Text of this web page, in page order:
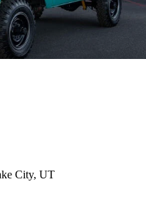
City, UT